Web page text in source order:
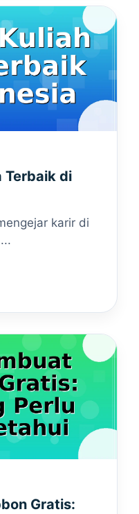
Terbaik di
karir di
Gratis: